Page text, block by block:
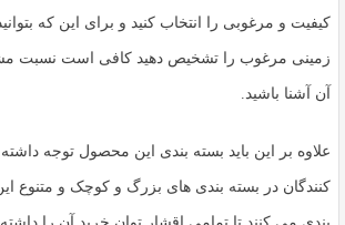
کپی
کیفیت و مرغوبی را انتخاب کنید و برای این که
زمینی مرغوب را تشخیص دهید کافی است نسبت
آن آشنا باشید.
علاوه بر این باید بسته بندی این محصول توجه داشته
کنندگان در بسته بندی های بزرگ و کوچک و متنوع